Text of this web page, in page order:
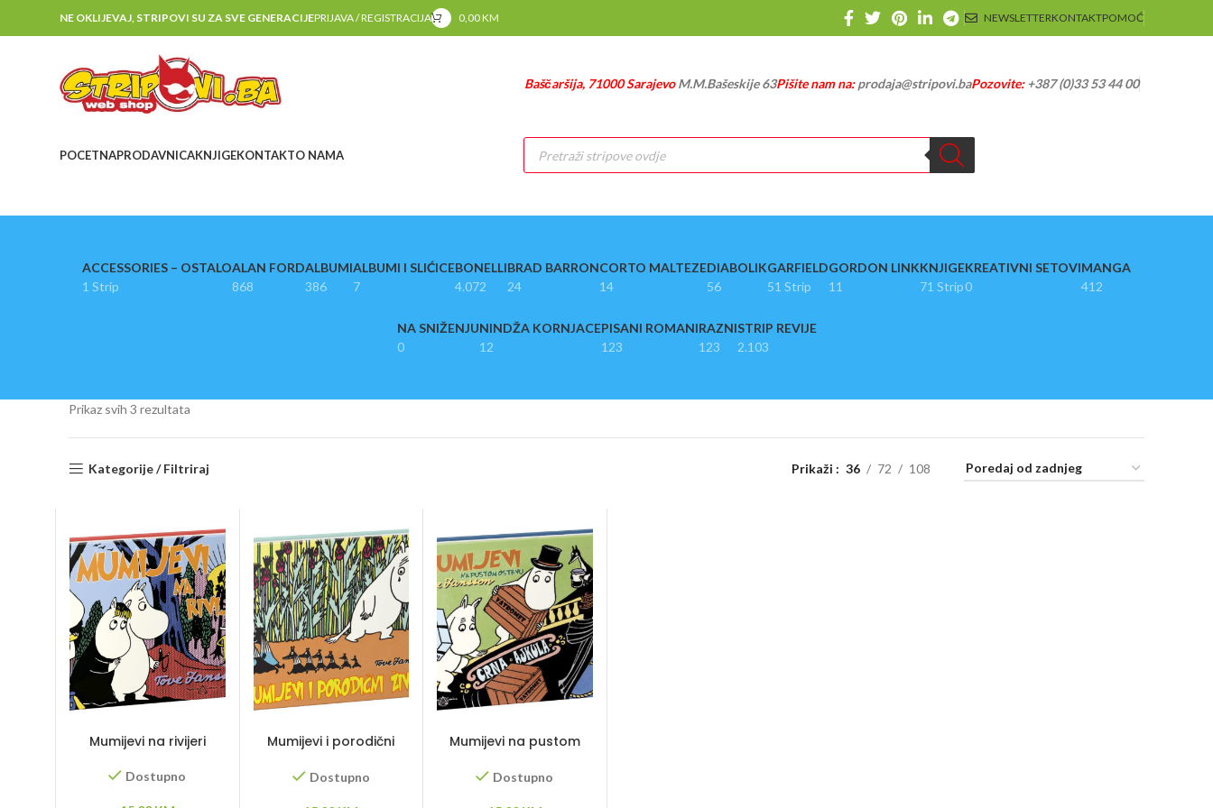
NE OKLIJEVAJ, STRIPOVI SU ZA SVE GENERACIJEPRIJAVA / REGISTRACIJA 0,00KM NEWSLETTERKONTAKTPOMOĆ
Baščaršija, 71000 SarajevoM.M.Bašeskije 63Pišite nam na:prodaja@stripovi.baPozovite:+387 (0)33 53 44 00
POCETNAPRODAVNICAKNJIGEKONTAKTO NAMA
Products
search
ACCESSORIES – OSTALO
1 Strip
ALAN FORD
868
ALBUMI
386
ALBUMI I SLIĆICE
7
BONELLI
4.072
BRAD BARRON
24
CORTO MALTEZE
14
DIABOLIK
56
GARFIELD
51 Strip
GORDON LINK
11
KNJIGE
71 Strip
KREATIVNI SETOVI
0
MANGA
412
NA SNIŽENJU
0
NINDŽA KORNJACE
12
PISANI ROMANI
123
RAZNI
123
STRIP REVIJE
2.103
Prikaz svih 3 rezultata
Kategorije / Filtriraj
Prikaži 36 72 108
Mumijevi na rivijeri
Dostupno
Mumijevi i porodični
Dostupno
Mumijevi na pustom
Dostupno